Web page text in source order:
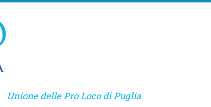
Unione delle Pro Loco di Puglia